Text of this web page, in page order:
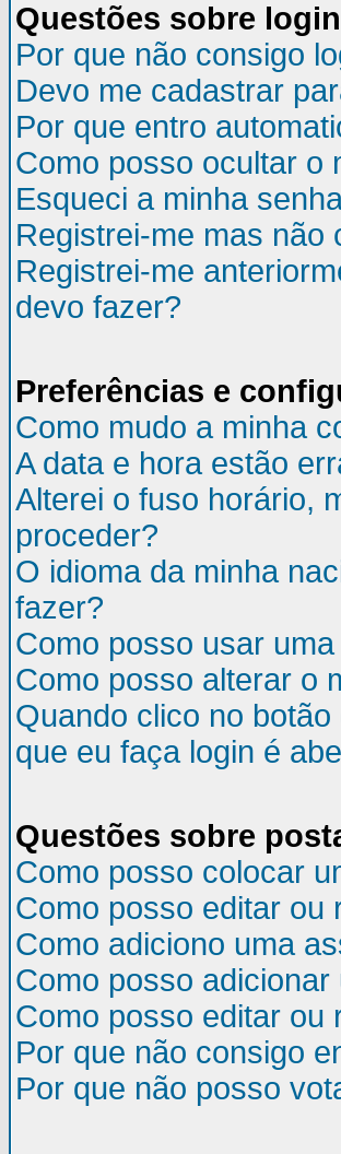
Questões sobre
Por que não consigo
Devo me cadastrar
Por que entro
Como posso ocultar o
Esqueci a minha
Registrei-me mas não
Registrei-me
devo fazer?
Preferências e
Como mudo a minha
A data e hora estão
Alterei o fuso horário,
proceder?
O idioma da minha
fazer?
Como posso usar
Como posso alterar o
Quando clico no
que eu faça login é
Questões sobre
Como posso colocar
Como posso editar ou
Como adiciono uma
Como posso adicionar
Como posso editar ou
Por que não consigo
Por que não posso